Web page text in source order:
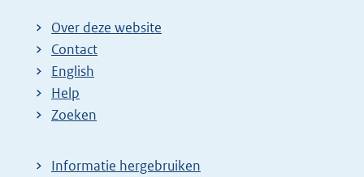
Over deze website
Contact
English
Help
Zoeken
Informatie hergebruiken